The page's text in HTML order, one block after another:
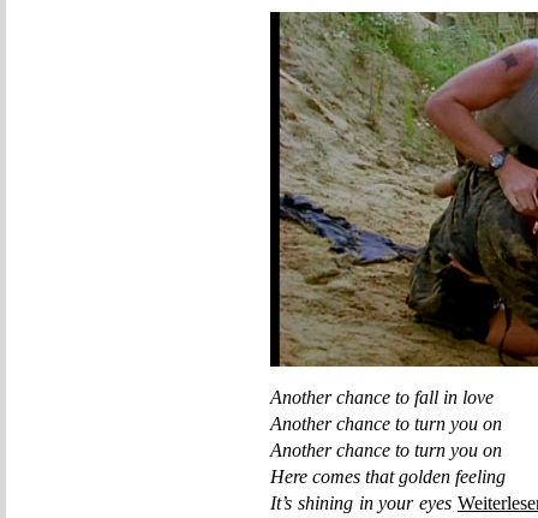
Another chance to fall in love
Another chance to turn you on
Another chance to turn you on
Here comes that golden feeling
It’s shining in your eyes